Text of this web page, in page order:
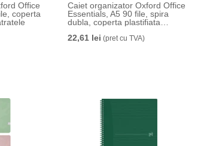
Office
coperta
Caiet organizator Oxford Office
Essentials, A5 90 file, spira
dubla, coperta plastifiata
margine dubla si antet,
22,61 lei (pret cu TVA)